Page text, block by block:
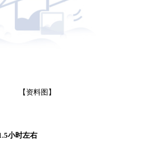
【资料图】
小时左右